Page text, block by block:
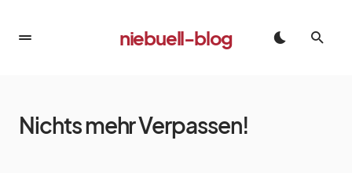
niebuell-blog
Nichts mehr Verpassen!